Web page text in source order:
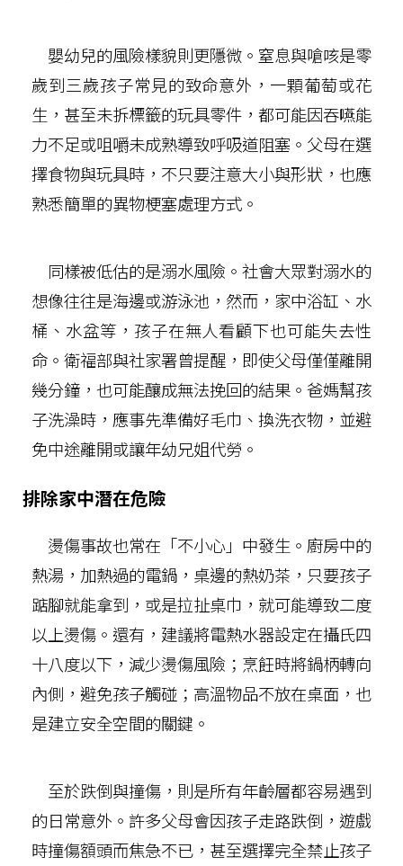
嬰幼兒的風險樣貌則更隱微。窒息與嗆咳是零
歲到三歲孩子常見的致命意外，一顆葡萄或花
生，甚至未拆標籤的玩具零件，都可能因吞嚥能
力不足或咀嚼未成熟導致呼吸道阻塞。父母在選
擇食物與玩具時，不只要注意大小與形狀，也應
熟悉簡單的異物梗塞處理方式。
同樣被低估的是溺水風險。社會大眾對溺水的
想像往往是海邊或游泳池，然而，家中浴缸、水
桶、水盆等，孩子在無人看顧下也可能失去性
命。衛福部與社家署曾提醒，即使父母僅僅離開
幾分鐘，也可能釀成無法挽回的結果。爸媽幫孩
子洗澡時，應事先準備好毛巾、換洗衣物，並避
免中途離開或讓年幼兄姐代勞。
排除家中潛在危險
燙傷事故也常在「不小心」中發生。廚房中的
熱湯，加熱過的電鍋，桌邊的熱奶茶，只要孩子
踮腳就能拿到，或是拉扯桌巾，就可能導致二度
以上燙傷。還有，建議將電熱水器設定在攝氏四
十八度以下，減少燙傷風險；烹飪時將鍋柄轉向
內側，避免孩子觸碰；高溫物品不放在桌面，也
是建立安全空間的關鍵。
至於跌倒與撞傷，則是所有年齡層都容易遇到
的日常意外。許多父母會因孩子走路跌倒，遊戲
時撞傷額頭而焦急不已，甚至選擇完全禁止孩子